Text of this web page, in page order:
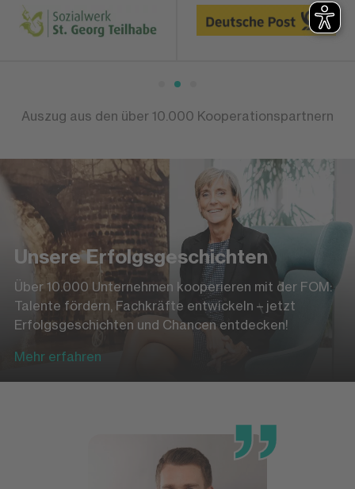
Auszug aus den über 10.000 Kooperationspartnern
Unsere Erfolgsgeschichten
Über 10.000 Unternehmen kooperieren mit der FOM:
Talente fördern, Fachkräfte entwickeln – jetzt
Erfolgsgeschichten und Chancen entdecken!
Mehr erfahren